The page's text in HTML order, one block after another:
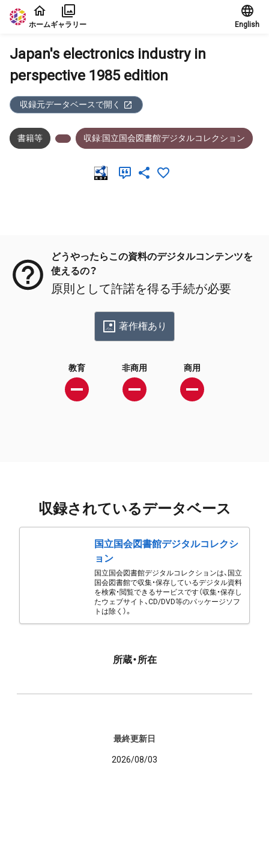
本文に飛ぶ
ホームギャラリー English
Japan's electronics industry in
perspective 1985 edition
収録元データベースで開く
書籍等 収録:国立国会図書館デジタルコレクション
どうやったらこの資料のデジタルコンテンツを
使えるの？
原則として許諾を得る手続が必要
著作権あり
教育 非商用 商用
収録されているデータベース
国立国会図書館デジタルコレクシ
ョン
国立国会図書館デジタルコレクションは、国立
国会図書館で収集・保存しているデジタル資料
を検索・閲覧できるサービスです（収集・保存し
たウェブサイト、CD/DVD等のパッケージソフ
トは除く）。
所蔵・所在
最終更新日
2026/08/03